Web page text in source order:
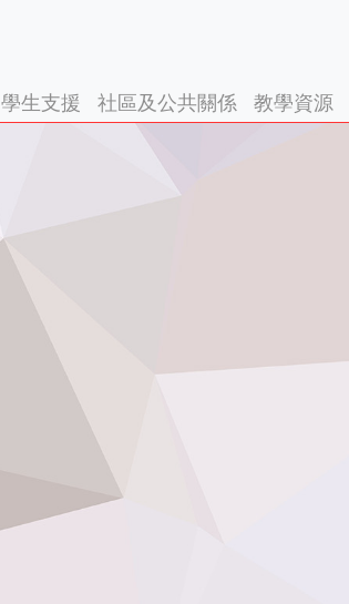
學生支援 社區及公共關係 教學資源